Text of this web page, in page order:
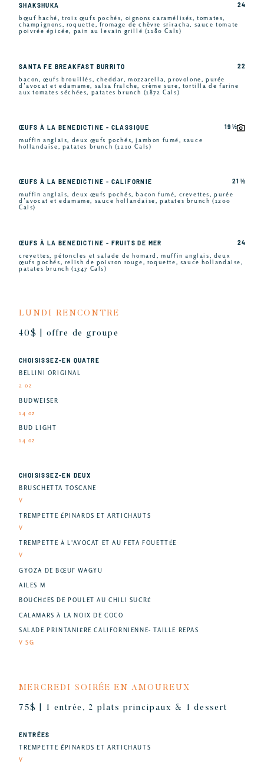
SHAKSHUKA
bœuf haché, trois œufs pochés, oignons caramélisés, tomates,
champignons, roquette, fromage de chèvre sriracha, sauce tomate
poivrée épicée, pain au levain grillé (1180 Cals)
24
SANTA FE BREAKFAST BURRITO
bacon, œufs brouillés, cheddar, mozzarella, provolone, purée
d’avocat et edamame, salsa fraîche, crème sure, tortilla de farine
aux tomates séchées, patates brunch (1872 Cals)
22
ŒUFS À LA BENEDICTINE - CLASSIQUE
muffin anglais, deux œufs pochés, jambon fumé, sauce
hollandaise, patates brunch (1210 Cals)
19 ½
ŒUFS À LA BENEDICTINE - CALIFORNIE
muffin anglais, deux œufs pochés, bacon fumé, crevettes, purée
d’avocat et edamame, sauce hollandaise, patates brunch (1200
Cals)
21 ½
ŒUFS À LA BENEDICTINE - FRUITS DE MER
crevettes, pétoncles et salade de homard, muffin anglais, deux
œufs pochés, relish de poivron rouge, roquette, sauce hollandaise,
patates brunch (1347 Cals)
24
LUNDI RENCONTRE
40$ | offre de groupe
CHOISISSEZ-EN QUATRE
BELLINI ORIGINAL
2 oz
BUDWEISER
14 oz
BUD LIGHT
14 oz
CHOISISSEZ-EN DEUX
BRUSCHETTA TOSCANE
V
TREMPETTE ÉPINARDS ET ARTICHAUTS
V
TREMPETTE À L'AVOCAT ET AU FETA FOUETTÉE
V
GYOZA DE BŒUF WAGYU
AILES M
BOUCHÉES DE POULET AU CHILI SUCRÉ
CALAMARS À LA NOIX DE COCO
SALADE PRINTANIÈRE CALIFORNIENNE- TAILLE REPAS
V SG
MERCREDI SOIRÉE EN AMOUREUX
75$ | 1 entrée, 2 plats principaux & 1 dessert
ENTRÉES
TREMPETTE ÉPINARDS ET ARTICHAUTS
V